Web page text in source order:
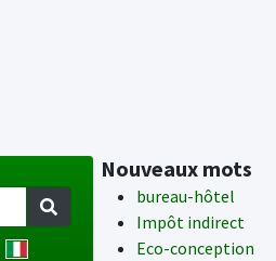
Nouveaux mots
bureau-hôtel
Impôt indirect
Eco-conception